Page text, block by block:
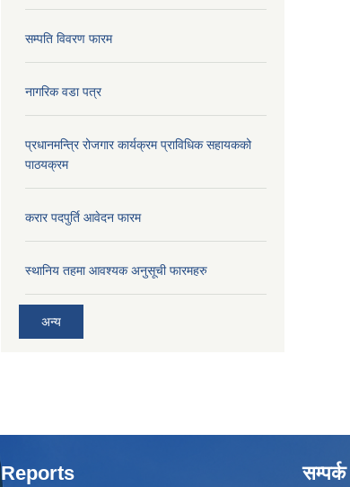
सम्पति विवरण फारम
नागरिक वडा पत्र
प्रधानमन्त्रि रोजगार कार्यक्रम प्राविधिक सहायकको
पाठयक्रम
करार पदपुर्ति आवेदन फारम
स्थानिय तहमा आवश्यक अनुसूची फारमहरु
अन्य
Reports